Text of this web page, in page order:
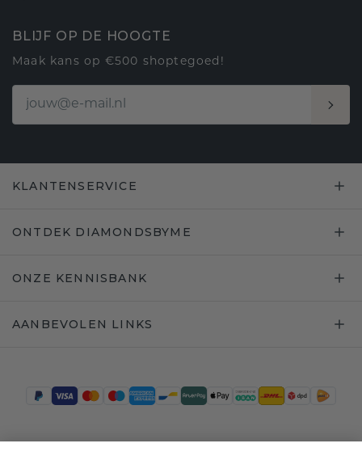
BLIJF OP DE HOOGTE
Maak kans op €500 shoptegoed!
KLANTENSERVICE
ONTDEK DIAMONDSBYME
ONZE KENNISBANK
AANBEVOLEN LINKS